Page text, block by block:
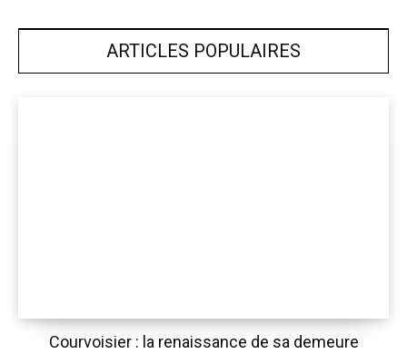
ARTICLES POPULAIRES
Courvoisier : la renaissance de sa demeure